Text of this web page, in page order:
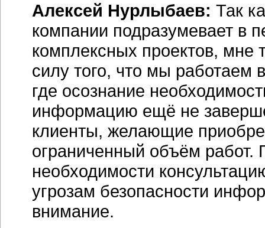
Алексей Нурлыбаев: Так
компании подразумевает в
комплексных проектов, мне
силу того, что мы работаем
где осознание
информацию ещё не
клиенты, желающие
ограниченный объём
необходимости
угрозам безопасности
внимание.